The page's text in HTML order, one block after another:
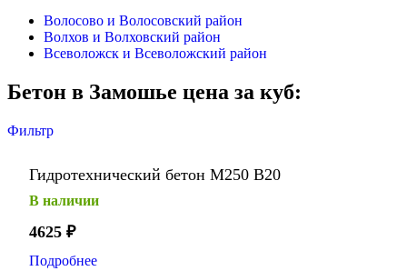
Волосово и Волосовский район
Волхов и Волховский район
Всеволожск и Всеволожский район
Бетон в Замошье цена за куб:
Фильтр
Гидротехнический бетон М250 В20
В наличии
4625 ₽
Подробнее